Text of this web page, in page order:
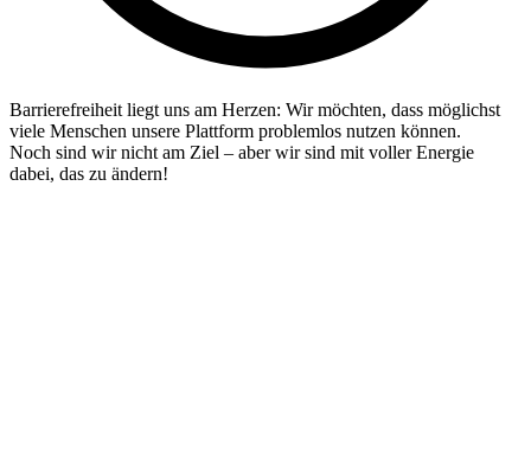
Barrierefreiheit liegt uns am Herzen: Wir möchten, dass möglichst
viele Menschen unsere Plattform problemlos nutzen können.
Noch sind wir nicht am Ziel – aber wir sind mit voller Energie
dabei, das zu ändern!